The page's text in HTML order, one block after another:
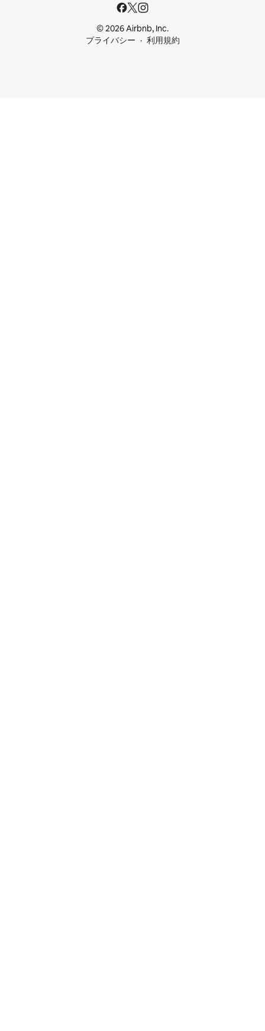
© 2026 Airbnb, Inc.
プライバシー
利用規約